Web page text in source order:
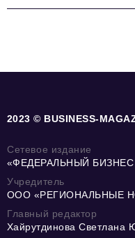
2023 © BUSINESS-
Сетевое издание
«ФЕДЕРАЛЬНЫЙ
Учредитель
ООО «РЕГИОНАЛЬНЫЕ
Главный редактор
Хайрутдинова Светлана